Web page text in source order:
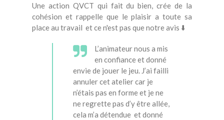
Une action QVCT qui fait du bien, crée de la
cohésion et rappelle que le plaisir a toute sa
place au travail et ce n'est pas que notre avis ⬇️
L’animateur nous a mis
en confiance et donné
envie de jouer le jeu. J’ai failli
annuler cet atelier car je
n’étais pas en forme et je ne
ne regrette pas d’y être allée,
cela m’a détendue et donné